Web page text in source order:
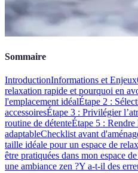
Sommaire
IntroductionInformations et Enjeux
relaxation rapide et pourquoi en
l'emplacement idéalÉtape 2 :
accessoiresÉtape 3 : Privilégier
routine de détenteÉtape 5 : Rendre
adaptableChecklist avant
taille idéale pour un espace de
être pratiquées dans mon espace
une ambiance zen ?Y a-t-il des